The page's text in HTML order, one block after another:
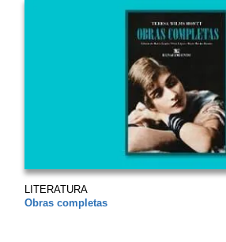
LITERATURA
Obras completas